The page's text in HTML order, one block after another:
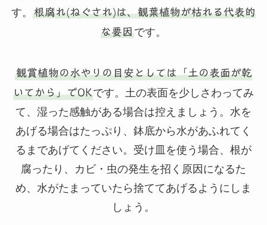
す。
根腐れ(ねぐされ)は、観葉植物が枯れる代表的
な要因です。
観賞植物の水やりの目安としては「土の表面が乾
いてから」でOKです。土の表面を少しさわってみ
て、湿った感触がある場合は控えましょう。水を
あげる場合はたっぷり、鉢底から水があふれてく
るまであげてください。受け皿を使う場合、根が
腐ったり、カビ・虫の発生を招く原因になるた
め、水がたまっていたら捨ててあげるようにしま
しょう。